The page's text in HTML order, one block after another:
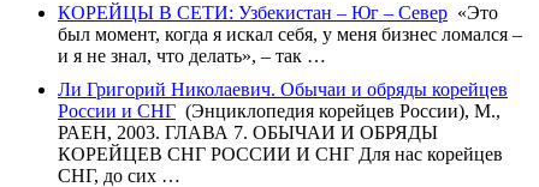
КОРЕЙЦЫ В СЕТИ: Узбекистан – Юг – Север «Это
был момент, когда я искал себя, у меня бизнес ломался –
и я не знал, что делать», – так …
Ли Григорий Николаевич. Обычаи и обряды корейцев
России и СНГ (Энциклопедия корейцев России), М.,
РАЕН, 2003. ГЛАВА 7. ОБЫЧАИ И ОБРЯДЫ
КОРЕЙЦЕВ СНГ РОССИИ И СНГ Для нас корейцев
СНГ, до сих …